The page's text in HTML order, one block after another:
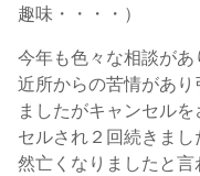
趣味・・・・）
今年も色々な相談が
近所からの苦情があ
ましたがキャンセル
セルされ２回続きま
然亡くなりましたと